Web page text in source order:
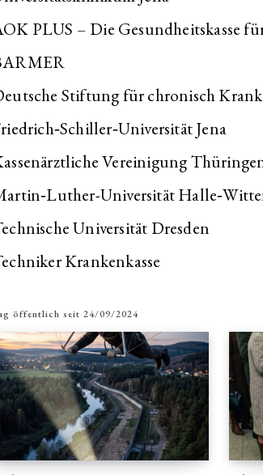
PLUS – Die Gesundheitskasse
Stiftung für chronisch
Jena
Vereinigung
Universität
Universität Dresden
Krankenkasse
öffentlich seit 24/09/2024